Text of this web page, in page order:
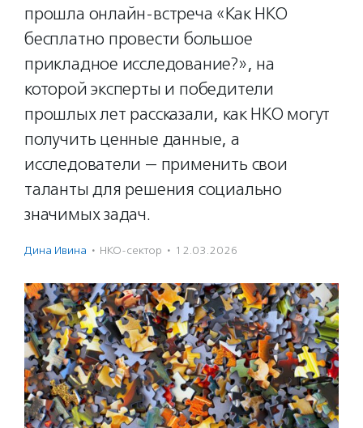
прошла онлайн-встреча «Как НКО
бесплатно провести большое
прикладное исследование?», на
которой эксперты и победители
прошлых лет рассказали, как НКО могут
получить ценные данные, а
исследователи — применить свои
таланты для решения социально
значимых задач.
Дина Ивина · НКО-сектор · 12.03.2026